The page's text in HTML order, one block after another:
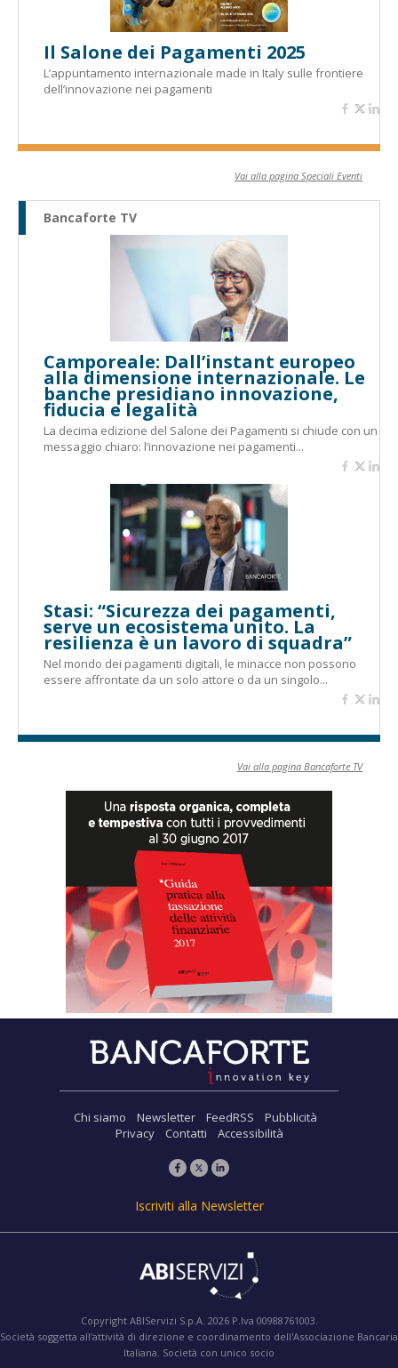
Il Salone dei Pagamenti 2025
L’appuntamento internazionale made in Italy sulle frontiere
dell’innovazione nei pagamenti
Vai alla pagina Speciali Eventi
Bancaforte TV
Camporeale: Dall’instant europeo
alla dimensione internazionale. Le
banche presidiano innovazione,
fiducia e legalità
La decima edizione del Salone dei Pagamenti si chiude con un
messaggio chiaro: l’innovazione nei pagamenti...
Stasi: “Sicurezza dei pagamenti,
serve un ecosistema unito. La
resilienza è un lavoro di squadra”
Nel mondo dei pagamenti digitali, le minacce non possono
essere affrontate da un solo attore o da un singolo...
Vai alla pagina Bancaforte TV
Chi siamo Newsletter FeedRSS
Pubblicità
Privacy
Contatti Accessibilità
Iscriviti alla Newsletter
Copyright ABIServizi S.p.A. 2026 P.Iva 00988761003.
Società soggetta all'attività di direzione e coordinamento dell'Associazione Bancaria
Italiana. Società con unico socio